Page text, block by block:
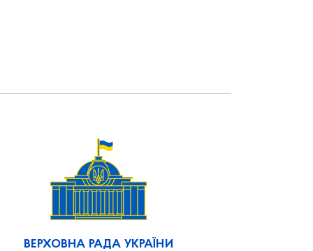
ВЕРХОВНА РАДА УКРАЇНИ